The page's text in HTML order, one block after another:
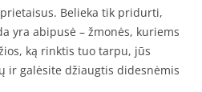
Belieka tik pridurti,
yra abipusė – žmonės, kuriems
ką rinktis tuo tarpu, jūs
ir galėsite džiaugtis didesnėmis